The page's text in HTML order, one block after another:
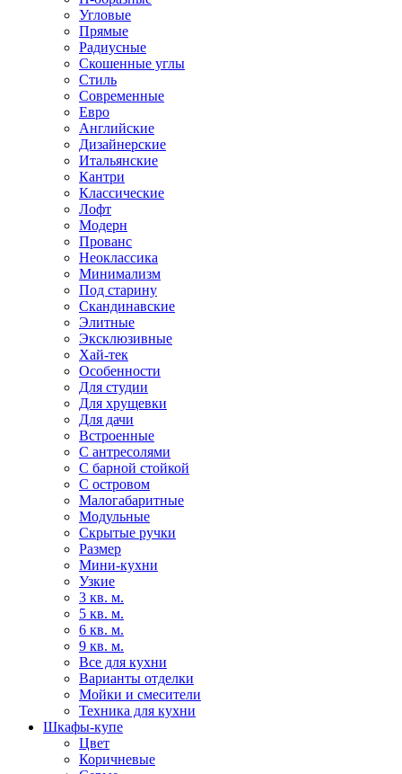
Угловые
Прямые
Радиусные
Скошенные углы
Стиль
Современные
Евро
Английские
Дизайнерские
Итальянские
Кантри
Классические
Лофт
Модерн
Прованс
Неоклассика
Минимализм
Под старину
Скандинавские
Элитные
Эксклюзивные
Хай-тек
Особенности
Для студии
Для хрущевки
Для дачи
Встроенные
С антресолями
С барной стойкой
С островом
Малогабаритные
Модульные
Скрытые ручки
Размер
Мини-кухни
Узкие
3 кв. м.
5 кв. м.
6 кв. м.
9 кв. м.
Все для кухни
Варианты отделки
Мойки и смесители
Техника для кухни
Шкафы-купе
Цвет
Коричневые